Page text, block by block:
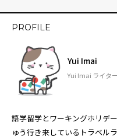
PROFILE
Yui Imai
Yui Imai ライター
語学留学とワーキングホリデ
ゅう行き来しているトラベル